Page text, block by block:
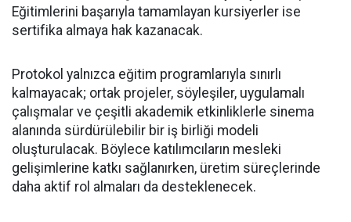
Eğitimlerini başarıyla tamamlayan kursiyerler ise
sertifika almaya hak kazanacak.
Protokol yalnızca eğitim programlarıyla sınırlı
kalmayacak; ortak projeler, söyleşiler, uygulamalı
çalışmalar ve çeşitli akademik etkinliklerle sinema
alanında sürdürülebilir bir iş birliği modeli
oluşturulacak. Böylece katılımcıların mesleki
gelişimlerine katkı sağlanırken, üretim süreçlerinde
daha aktif rol almaları da desteklenecek.